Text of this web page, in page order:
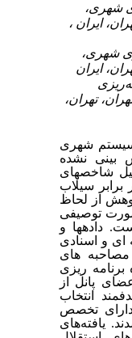
شهری،
ایران ،
شهری،
ایران
تهران،
شهری
بینی نشده
شاخص­های
برابر سیلاب
از لحاظ
توصیفی
داده­ها و
ای و اسنادی
های
ریزی
پانل از
انتخاب
افراد دارای تخصص
یافته‌های